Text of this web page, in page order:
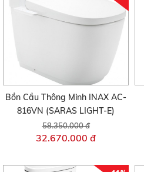
Bồn Cầu Thông Minh INAX AC-
816VN (SARAS LIGHT-E)
58.350.000 đ
32.670.000 đ